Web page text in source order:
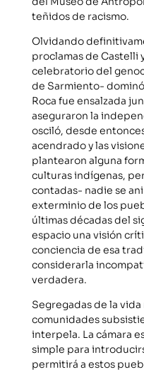
teñidos de racismo.
Olvidando
proclamas de Castelli
celebratorio del
de Sarmiento-
Roca fue ensalzada
aseguraron la
osciló, desde
acendrado y las
plantearon alguna
culturas indígenas,
contadas- nadie se
exterminio de los
últimas décadas del
espacio una visión
conciencia de esa
considerarla
verdadera.
Segregadas de la
comunidades
interpela. La cámara
simple para
permitirá a estos